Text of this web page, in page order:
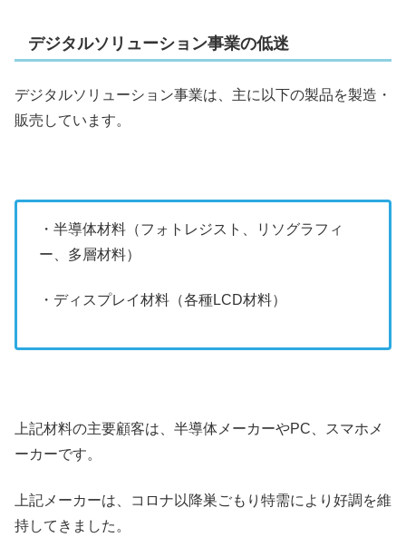
デジタルソリューション事業の低迷
デジタルソリューション事業は、主に以下の製品を製造・
販売しています。
・半導体材料（フォトレジスト、リソグラフィ
ー、多層材料）
・ディスプレイ材料（各種LCD材料）
上記材料の主要顧客は、半導体メーカーやPC、スマホメ
ーカーです。
上記メーカーは、コロナ以降巣ごもり特需により好調を維
持してきました。